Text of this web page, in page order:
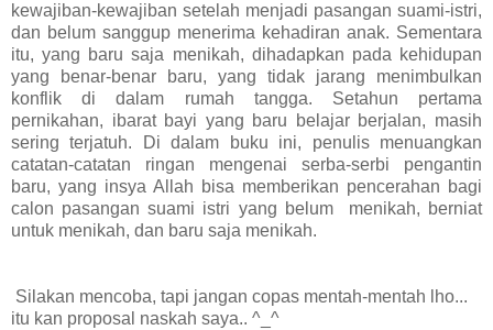
kewajiban-kewajiban setelah menjadi pasangan suami-istri,
dan belum sanggup menerima kehadiran anak. Sementara
itu, yang baru saja menikah, dihadapkan pada kehidupan
yang benar-benar baru, yang tidak jarang menimbulkan
konflik di dalam rumah tangga. Setahun pertama
pernikahan, ibarat bayi yang baru belajar berjalan, masih
sering terjatuh. Di dalam buku ini, penulis menuangkan
catatan-catatan ringan mengenai serba-serbi pengantin
baru, yang insya Allah bisa memberikan pencerahan bagi
calon pasangan suami istri yang belum
menikah, berniat
untuk menikah, dan baru saja menikah.
Silakan mencoba, tapi jangan copas mentah-mentah lho...
itu kan proposal naskah saya.. ^_^